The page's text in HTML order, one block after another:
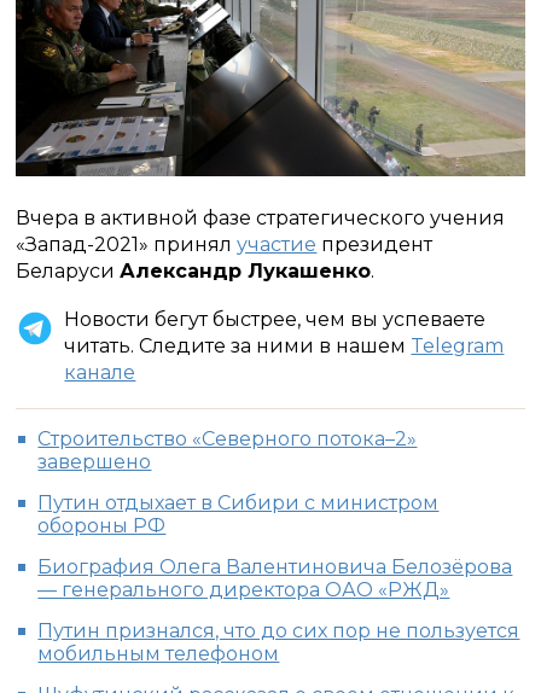
Вчера в активной фазе стратегического учения
«Запад-2021» принялучастие президент
БеларусиАлександр Лукашенко.
Новости бегут быстрее, чем вы успеваете
читать. Следите за ними в нашем Telegram
канале
Строительство «Северного потока–2»
завершено
Путин отдыхает в Сибири с министром
обороны РФ
Биография Олега Валентиновича Белозёрова
— генерального директора ОАО «РЖД»
Путин признался, что до сих пор не пользуется
мобильным телефоном